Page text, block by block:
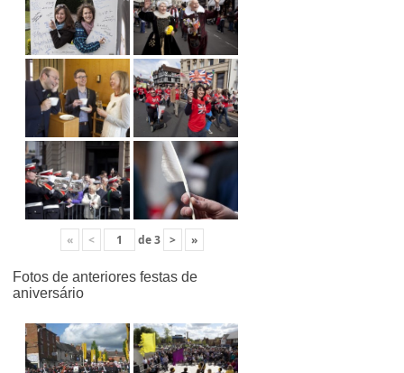
« < de3 > »
Fotos de anteriores festas de
aniversário